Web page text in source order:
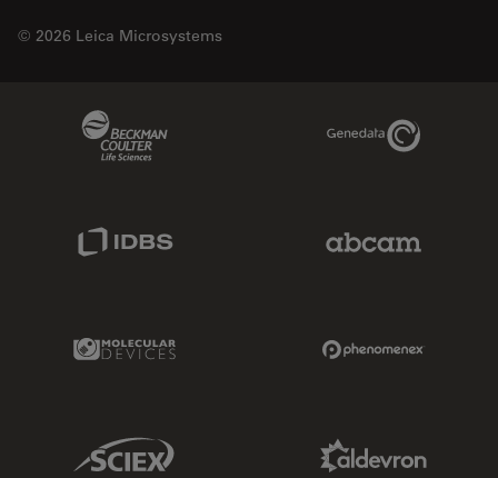
© 2026 Leica Microsystems
Genedata Link
Molecular Devices Link
Sciex Link